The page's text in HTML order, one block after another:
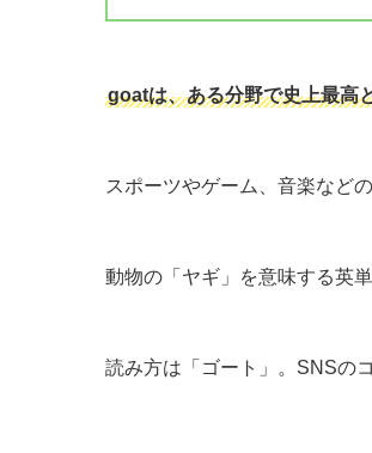
goatは、ある分野で史上最高
スポーツやゲーム、音楽など
動物の「ヤギ」を意味する英
読み方は「ゴート」。SNSの